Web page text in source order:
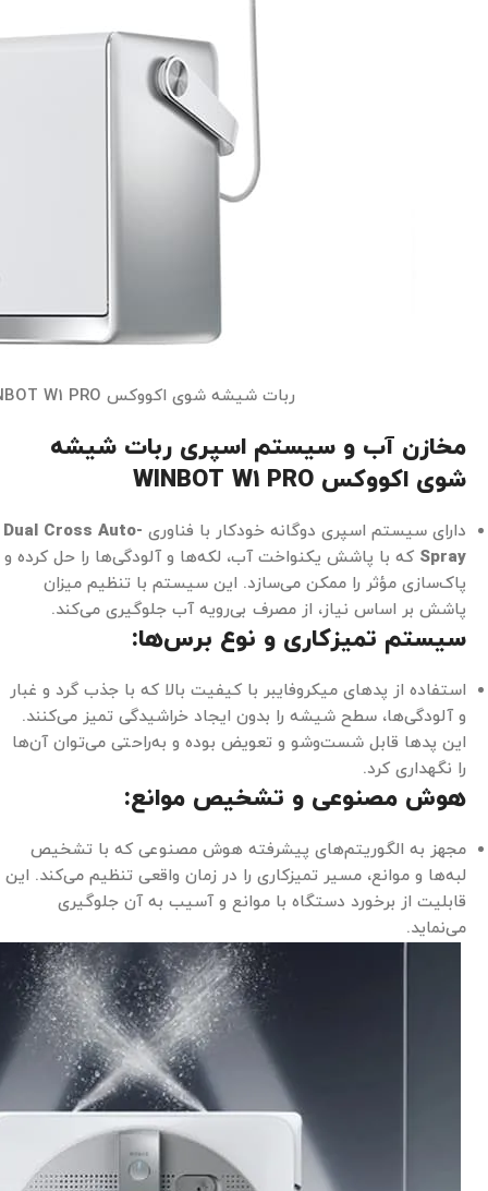
ربات شیشه شوی اکووکس WINBOT W1 PRO
مخازن آب و سیستم اسپری ربات شیشه
شوی اکووکس WINBOT W1 PRO
دارای سیستم اسپری دوگانه خودکار با فناوری Dual Cross Auto-
Spray که با پاشش یکنواخت آب، لکه‌ها و آلودگی‌ها را حل کرده و
پاک‌سازی مؤثر را ممکن می‌سازد. این سیستم با تنظیم میزان
پاشش بر اساس نیاز، از مصرف بی‌رویه آب جلوگیری می‌کند.
سیستم تمیزکاری و نوع برس‌ها:
استفاده از پدهای میکروفایبر با کیفیت بالا که با جذب گرد و غبار
و آلودگی‌ها، سطح شیشه را بدون ایجاد خراشیدگی تمیز می‌کنند.
این پدها قابل شست‌وشو و تعویض بوده و به‌راحتی می‌توان آن‌ها
را نگهداری کرد.
هوش مصنوعی و تشخیص موانع:
مجهز به الگوریتم‌های پیشرفته هوش مصنوعی که با تشخیص
لبه‌ها و موانع، مسیر تمیزکاری را در زمان واقعی تنظیم می‌کند. این
قابلیت از برخورد دستگاه با موانع و آسیب به آن جلوگیری
می‌نماید.